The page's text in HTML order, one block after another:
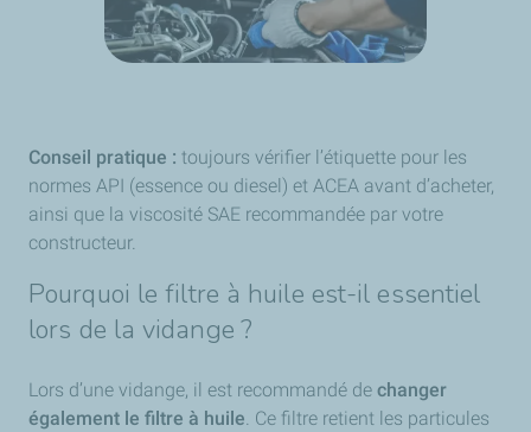
Conseil pratique : toujours vérifier l’étiquette pour les
normes API (essence ou diesel) et ACEA avant d’acheter,
ainsi que la viscosité SAE recommandée par votre
constructeur.
Pourquoi le filtre à huile est-il essentiel
lors de la vidange ?
Lors d’une vidange, il est recommandé de changer
également le filtre à huile. Ce filtre retient les particules